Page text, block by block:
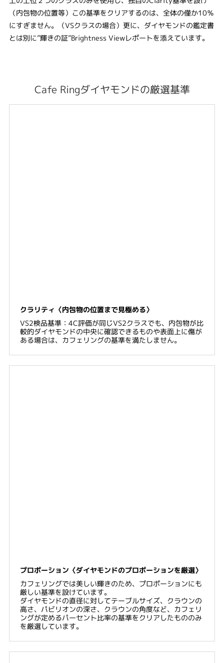
（内包物の位置等）この基準をクリアするのは、全体の僅か10％
にすぎません。（VSクラスの場合）更に、ダイヤモンドの鑑定書
とは別に”輝きの証”Brightness Viewレポートを添えています。
Cafe Ringダイヤモンドの厳選基準
クラリティ〈内包物の位置まで見極める〉
VS2検品基準：4C評価が同じVS2クラスでも、内包物が比
較的ダイヤモンドの中央に確認できるものや表面上に傷が
ある場合は、カフェリングの基準を満たしません。
プロポーション〈ダイヤモンドのプロポーションを厳選〉
カフェリングでは美しい輝きのため、プロポーションにも
厳しい基準を設けています。
ダイヤモンドの直径に対してテーブルサイズ、クラウンの
高さ、パビリオンの深さ、クラウンの角度など、カフェリ
ングが定めるパーセント比率の基準をクリアしたもののみ
を厳選しています。